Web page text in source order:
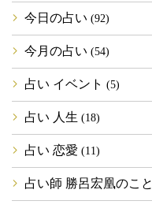
今日の占い (92)
今月の占い (54)
占い イベント (5)
占い 人生 (18)
占い 恋愛 (11)
占い師 勝呂宏凰のこと